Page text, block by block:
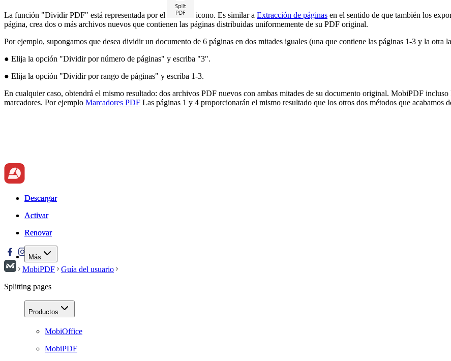
La función "Dividir PDF" está representada por el icono. Es similar a Extracción de páginas en el sentido de que también los
página, crea dos o más archivos nuevos que contienen las páginas distribuidas uniformemente de su PDF original.
Por ejemplo, supongamos que desea dividir un documento de 6 páginas en dos mitades iguales (una que contiene las páginas 1-3 y la otra
● Elija la opción "Dividir por número de páginas" y escriba "3".
● Elija la opción "Dividir por rango de páginas" y escriba 1-3.
En cualquier caso, obtendrá el mismo resultado: dos archivos PDF nuevos con ambas mitades de su documento original. MobiPDF
marcadores. Por ejemplo Marcadores PDF Las páginas 1 y 4 proporcionarán el mismo resultado que los otros dos métodos que acabamos
Descargar
Activar
Renovar
Más
Descargar
Activar
Renovar
MobiPDF
Guía del usuario
Splitting pages
Productos
MobiOffice
MobiPDF